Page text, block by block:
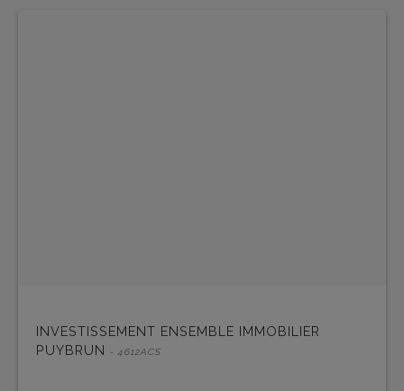
INVESTISSEMENT ENSEMBLE IMMOBILIER
PUYBRUN
- 4612ACS